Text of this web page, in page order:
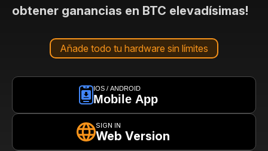
obtener ganancias en BTC elevadísimas!
Añade todo tu hardware sin límites
IOS / ANDROID
Mobile App
SIGN IN
Web Version